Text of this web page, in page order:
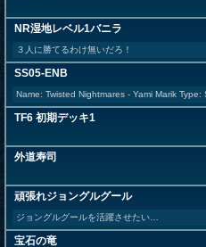
NR湿地レベル1バニラ
３人に勝てるわけ無いだろ！
SS05-ENB
Name: Twisted Nightmares - Yami Marik Type:
TF6 初期デッキ1
外道寿司
頑張れジョングルグール
ジョングルグールを活躍させたい…
宝石の竜